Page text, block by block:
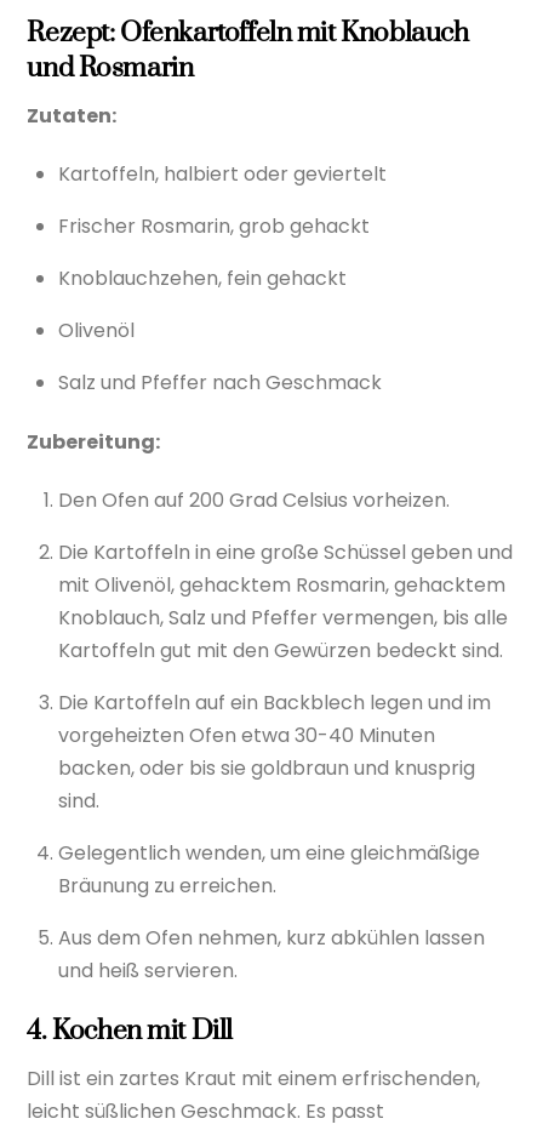
Rezept: Ofenkartoffeln mit Knoblauch
und Rosmarin
Zutaten:
Kartoffeln, halbiert oder geviertelt
Frischer Rosmarin, grob gehackt
Knoblauchzehen, fein gehackt
Olivenöl
Salz und Pfeffer nach Geschmack
Zubereitung:
Den Ofen auf 200 Grad Celsius vorheizen.
Die Kartoffeln in eine große Schüssel geben und
mit Olivenöl, gehacktem Rosmarin, gehacktem
Knoblauch, Salz und Pfeffer vermengen, bis alle
Kartoffeln gut mit den Gewürzen bedeckt sind.
Die Kartoffeln auf ein Backblech legen und im
vorgeheizten Ofen etwa 30-40 Minuten
backen, oder bis sie goldbraun und knusprig
sind.
Gelegentlich wenden, um eine gleichmäßige
Bräunung zu erreichen.
Aus dem Ofen nehmen, kurz abkühlen lassen
und heiß servieren.
4.Kochen mit Dill
Dill ist ein zartes Kraut mit einem erfrischenden,
leicht süßlichen Geschmack. Es passt